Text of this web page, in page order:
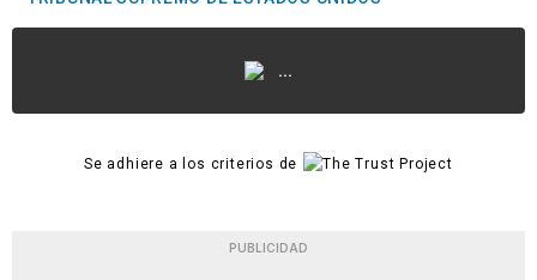
...
Se adhiere a los criterios de
PUBLICIDAD